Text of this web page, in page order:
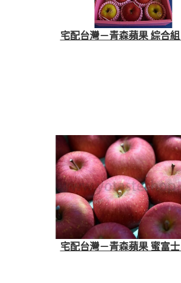
宅配台灣－青森蘋果 綜合
宅配台灣－青森蘋果 蜜富